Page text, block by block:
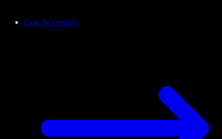
Duş Tekneleri